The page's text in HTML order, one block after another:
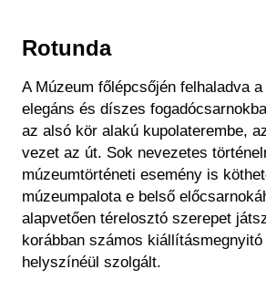
Rotunda
A Múzeum főlépcsőjén felhaladva
elegáns és díszes
az alsó kör alakú kupolaterembe,
vezet az út. Sok nevezetes
múzeumtörténeti esemény is
múzeumpalota e belső
alapvetően térelosztó szerepet
korábban számos kiállításmegnyitó
helyszínéül szolgált.